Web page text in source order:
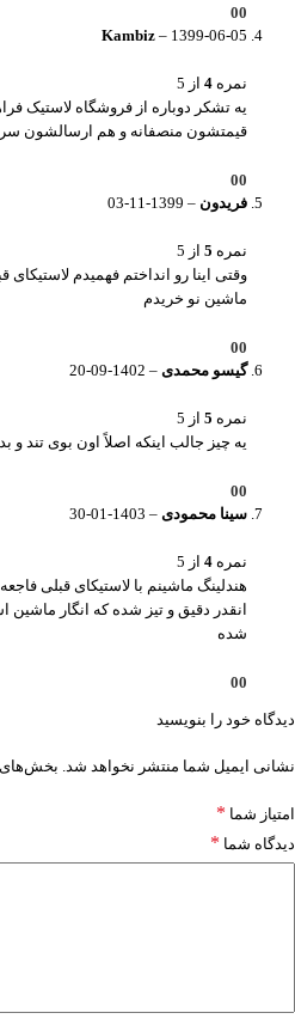
0
0
Kambiz – 1399-06-05
نمره 4 از 5
یه تشکر دوباره از فروشگاه لاستیک
قیمتشون منصفانه و هم ارسالشون
0
0
فریدون –
1399-11-03
نمره 5 از 5
وقتی اینا رو انداختم فهمیدم لاستیکای
ماشین نو خریدم
0
0
گیسو محمدی –
1402-09-20
نمره 5 از 5
یه چیز جالب اینکه اصلاً اون بوی تند و
0
0
سینا محمودی –
1403-01-30
نمره 4 از 5
هندلینگ ماشینم با لاستیکای قبلی
انقدر دقیق و تیز شده که انگار
شده
0
0
دیدگاه خود را بنویسید
نشانی ایمیل شما منتشر نخواهد شد. بخش‌های
امتیاز شما *
دیدگاه شما *